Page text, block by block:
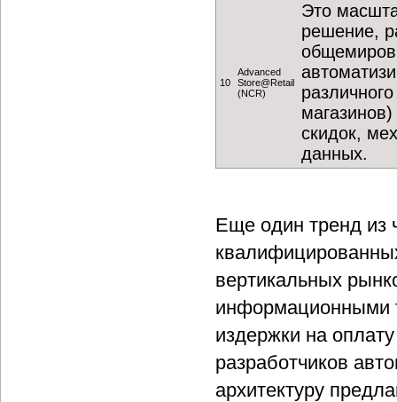
10
Advanced
Store@Retail
(NCR)
Это
решение,
скидок,
данных.
Еще один тренд из
вертикальных
информационными
издержки на
разработчиков
архитектуру